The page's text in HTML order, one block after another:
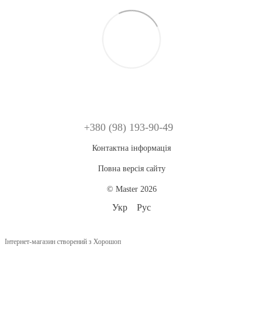
+380 (98) 193-90-49
Контактна інформація
Повна версія сайту
© Master 2026
Укр Рус
Інтернет-магазин створений з Хорошоп